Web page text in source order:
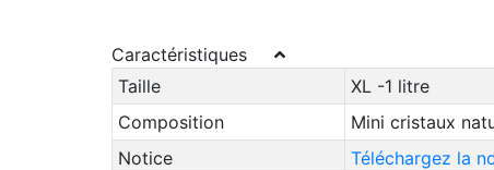
Caractéristiques
Taille
XL -1 litre
Composition
Mini cristaux
Notice
Téléchargez la